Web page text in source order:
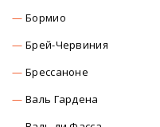
Бормио
Брей-Червиния
Брессаноне
Валь Гардена